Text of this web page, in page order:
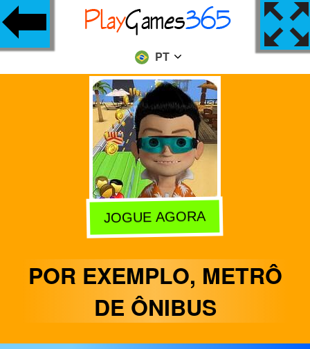
PT
JOGUE AGORA
POR EXEMPLO, METRÔ
DE ÔNIBUS